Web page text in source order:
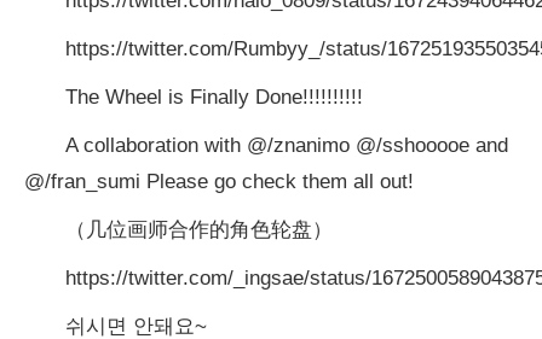
https://twitter.com/Rumbyy_/status/
The Wheel is Finally Done!!!!!!!!!!
A collaboration with @/znanimo @/sshooooe and
@/fran_sumi Please go check them all out!
（几位画师合作的角色轮盘）
https://twitter.com/_ingsae/status/
쉬시면 안돼요~